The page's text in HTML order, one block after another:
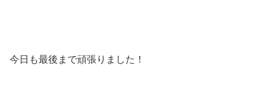
今日も最後まで頑張りました！